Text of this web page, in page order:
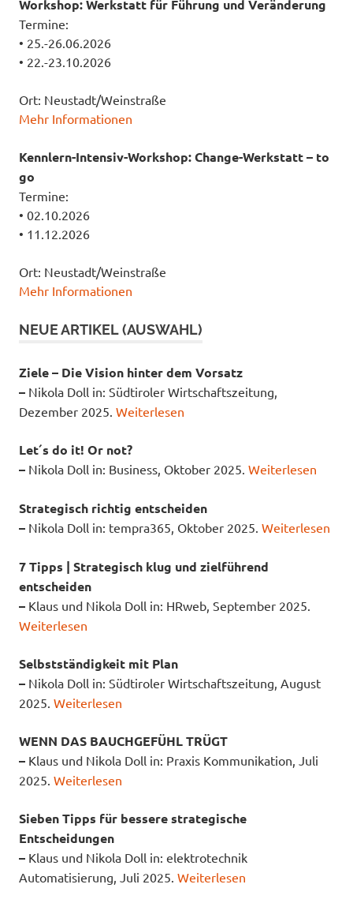
Workshop: Werkstatt für Führung und Veränderung
Termine:
• 25.-26.06.2026
• 22.-23.10.2026
Ort: Neustadt/Weinstraße
Mehr Informationen
Kennlern-Intensiv-Workshop: Change-Werkstatt – to
go
Termine:
• 02.10.2026
• 11.12.2026
Ort: Neustadt/Weinstraße
Mehr Informationen
NEUE ARTIKEL (AUSWAHL)
Ziele – Die Vision hinter dem Vorsatz
– Nikola Doll in: Südtiroler Wirtschaftszeitung,
Dezember 2025. Weiterlesen
Let´s do it! Or not?
– Nikola Doll in: Business, Oktober 2025. Weiterlesen
Strategisch richtig entscheiden
– Nikola Doll in: tempra365, Oktober 2025. Weiterlesen
7 Tipps | Strategisch klug und zielführend
entscheiden
– Klaus und Nikola Doll in: HRweb, September 2025.
Weiterlesen
Selbstständigkeit mit Plan
– Nikola Doll in: Südtiroler Wirtschaftszeitung, August
2025. Weiterlesen
WENN DAS BAUCHGEFÜHL TRÜGT
– Klaus und Nikola Doll in: Praxis Kommunikation, Juli
2025. Weiterlesen
Sieben Tipps für bessere strategische
Entscheidungen
– Klaus und Nikola Doll in: elektrotechnik
Automatisierung, Juli 2025. Weiterlesen